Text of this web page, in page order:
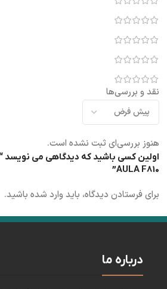
نقد و بررسی‌ها
هنوز بررسی‌ای ثبت نشده است.
اولین کسی باشید که دیدگاهی می
AULA F810”
برای فرستادن دیدگاه، بایدوارد شده باشید.
درباره ما